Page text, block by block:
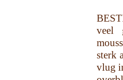
veel
sterk
vlug